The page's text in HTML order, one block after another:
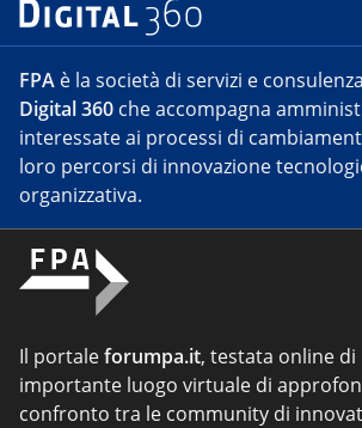
FPA è la società di servizi e
Digital 360 che accompagna
interessate ai processi di
loro percorsi di innovazione
organizzativa.
Il portaleforumpa.it, testata online di
importante luogo virtuale di
confronto tra le community di